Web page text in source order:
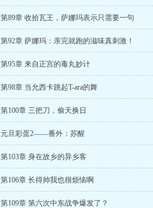
第89章 收拾瓦王，萨娜玛表示只需要一句
第92章 萨娜玛：亲完就跑的滋味真刺激！
第95章 来自正宫的毒丸妙计
第98章 当允西卡跳起T-ara的舞
第100章 三把刀，偷天换日
元旦彩蛋2——番外：苏醒
第103章 身在故乡的异乡客
第106章 长得帅我也很烦恼啊
第109章 第六次中东战争爆发了？